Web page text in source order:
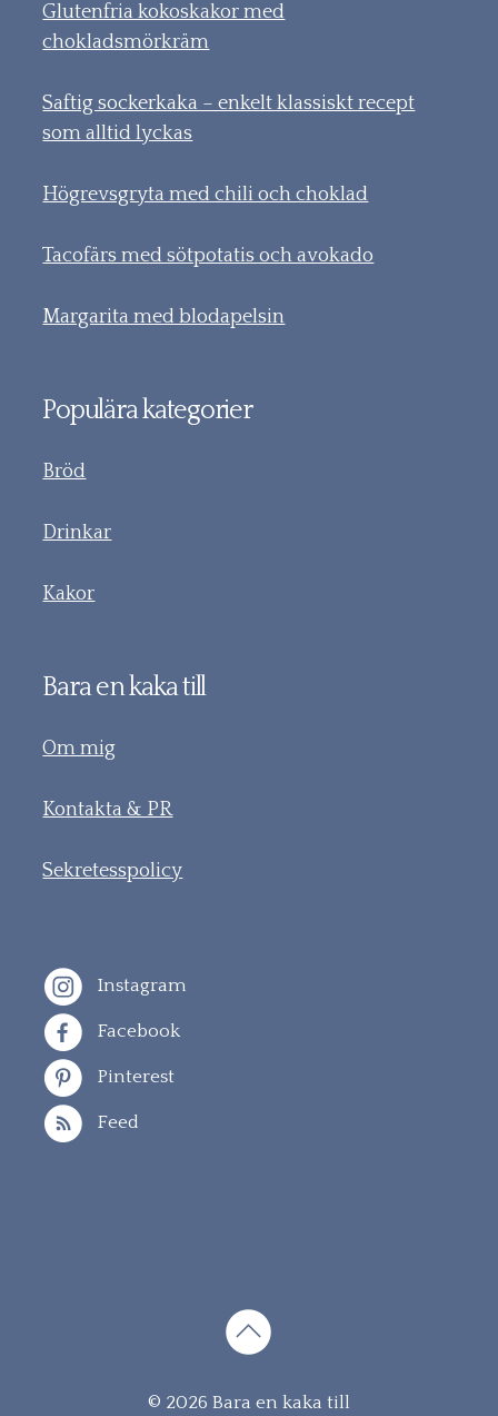
Glutenfria kokoskakor med
chokladsmörkräm
Saftig sockerkaka – enkelt klassiskt recept
som alltid lyckas
Högrevsgryta med chili och choklad
Tacofärs med sötpotatis och avokado
Margarita med blodapelsin
Populära kategorier
Bröd
Drinkar
Kakor
Bara en kaka till
Om mig
Kontakta & PR
Sekretesspolicy
Instagram
Facebook
Pinterest
Feed
© 2026 Bara en kaka till